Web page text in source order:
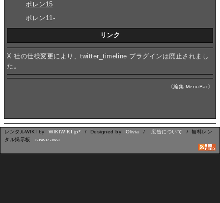
ポレン15
ポレン11-
リンク
X 社の仕様変更により、twitter_timeline プラグインは廃止されまし
た。
〔編集:MenuBar〕
レンタルWIKI by WIKIWIKI.jp* / Designed by Olivia / 広告について
/ 無料レン
タル掲示板
zawazawa